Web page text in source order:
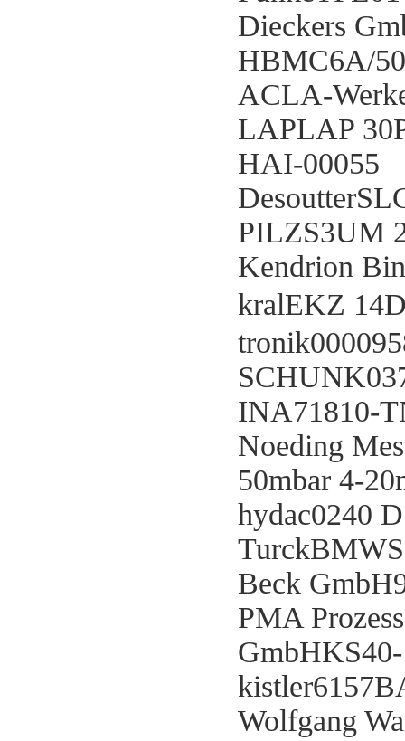
Dieckers
HBMC6A/
ACLA-
LAPLAP
HAI-00055
PILZS3UM
Kendrion
kralEKZ
INA71810-
Noeding
50mbar 4-
hydac0240
Beck
PMA
Wolfgang